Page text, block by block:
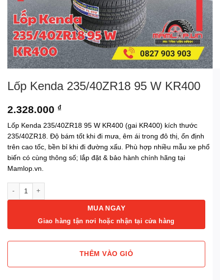
Lốp Kenda 235/40ZR18 95 W KR400
2.328.000 ₫
Lốp Kenda 235/40ZR18 95 W KR400 (gai KR400) kích thước
235/40ZR18. Độ bám tốt khi đi mưa, êm ái trong đô thị, ổn định
trên cao tốc, bền bỉ khi đi đường xấu. Phù hợp nhiều mẫu xe phổ
biến có cùng thông số; lắp đặt & bảo hành chính hãng tại
Mamlop.vn.
MUA NGAY
Giao hàng tận nơi hoặc nhận tại cửa hàng
THÊM VÀO GIỎ